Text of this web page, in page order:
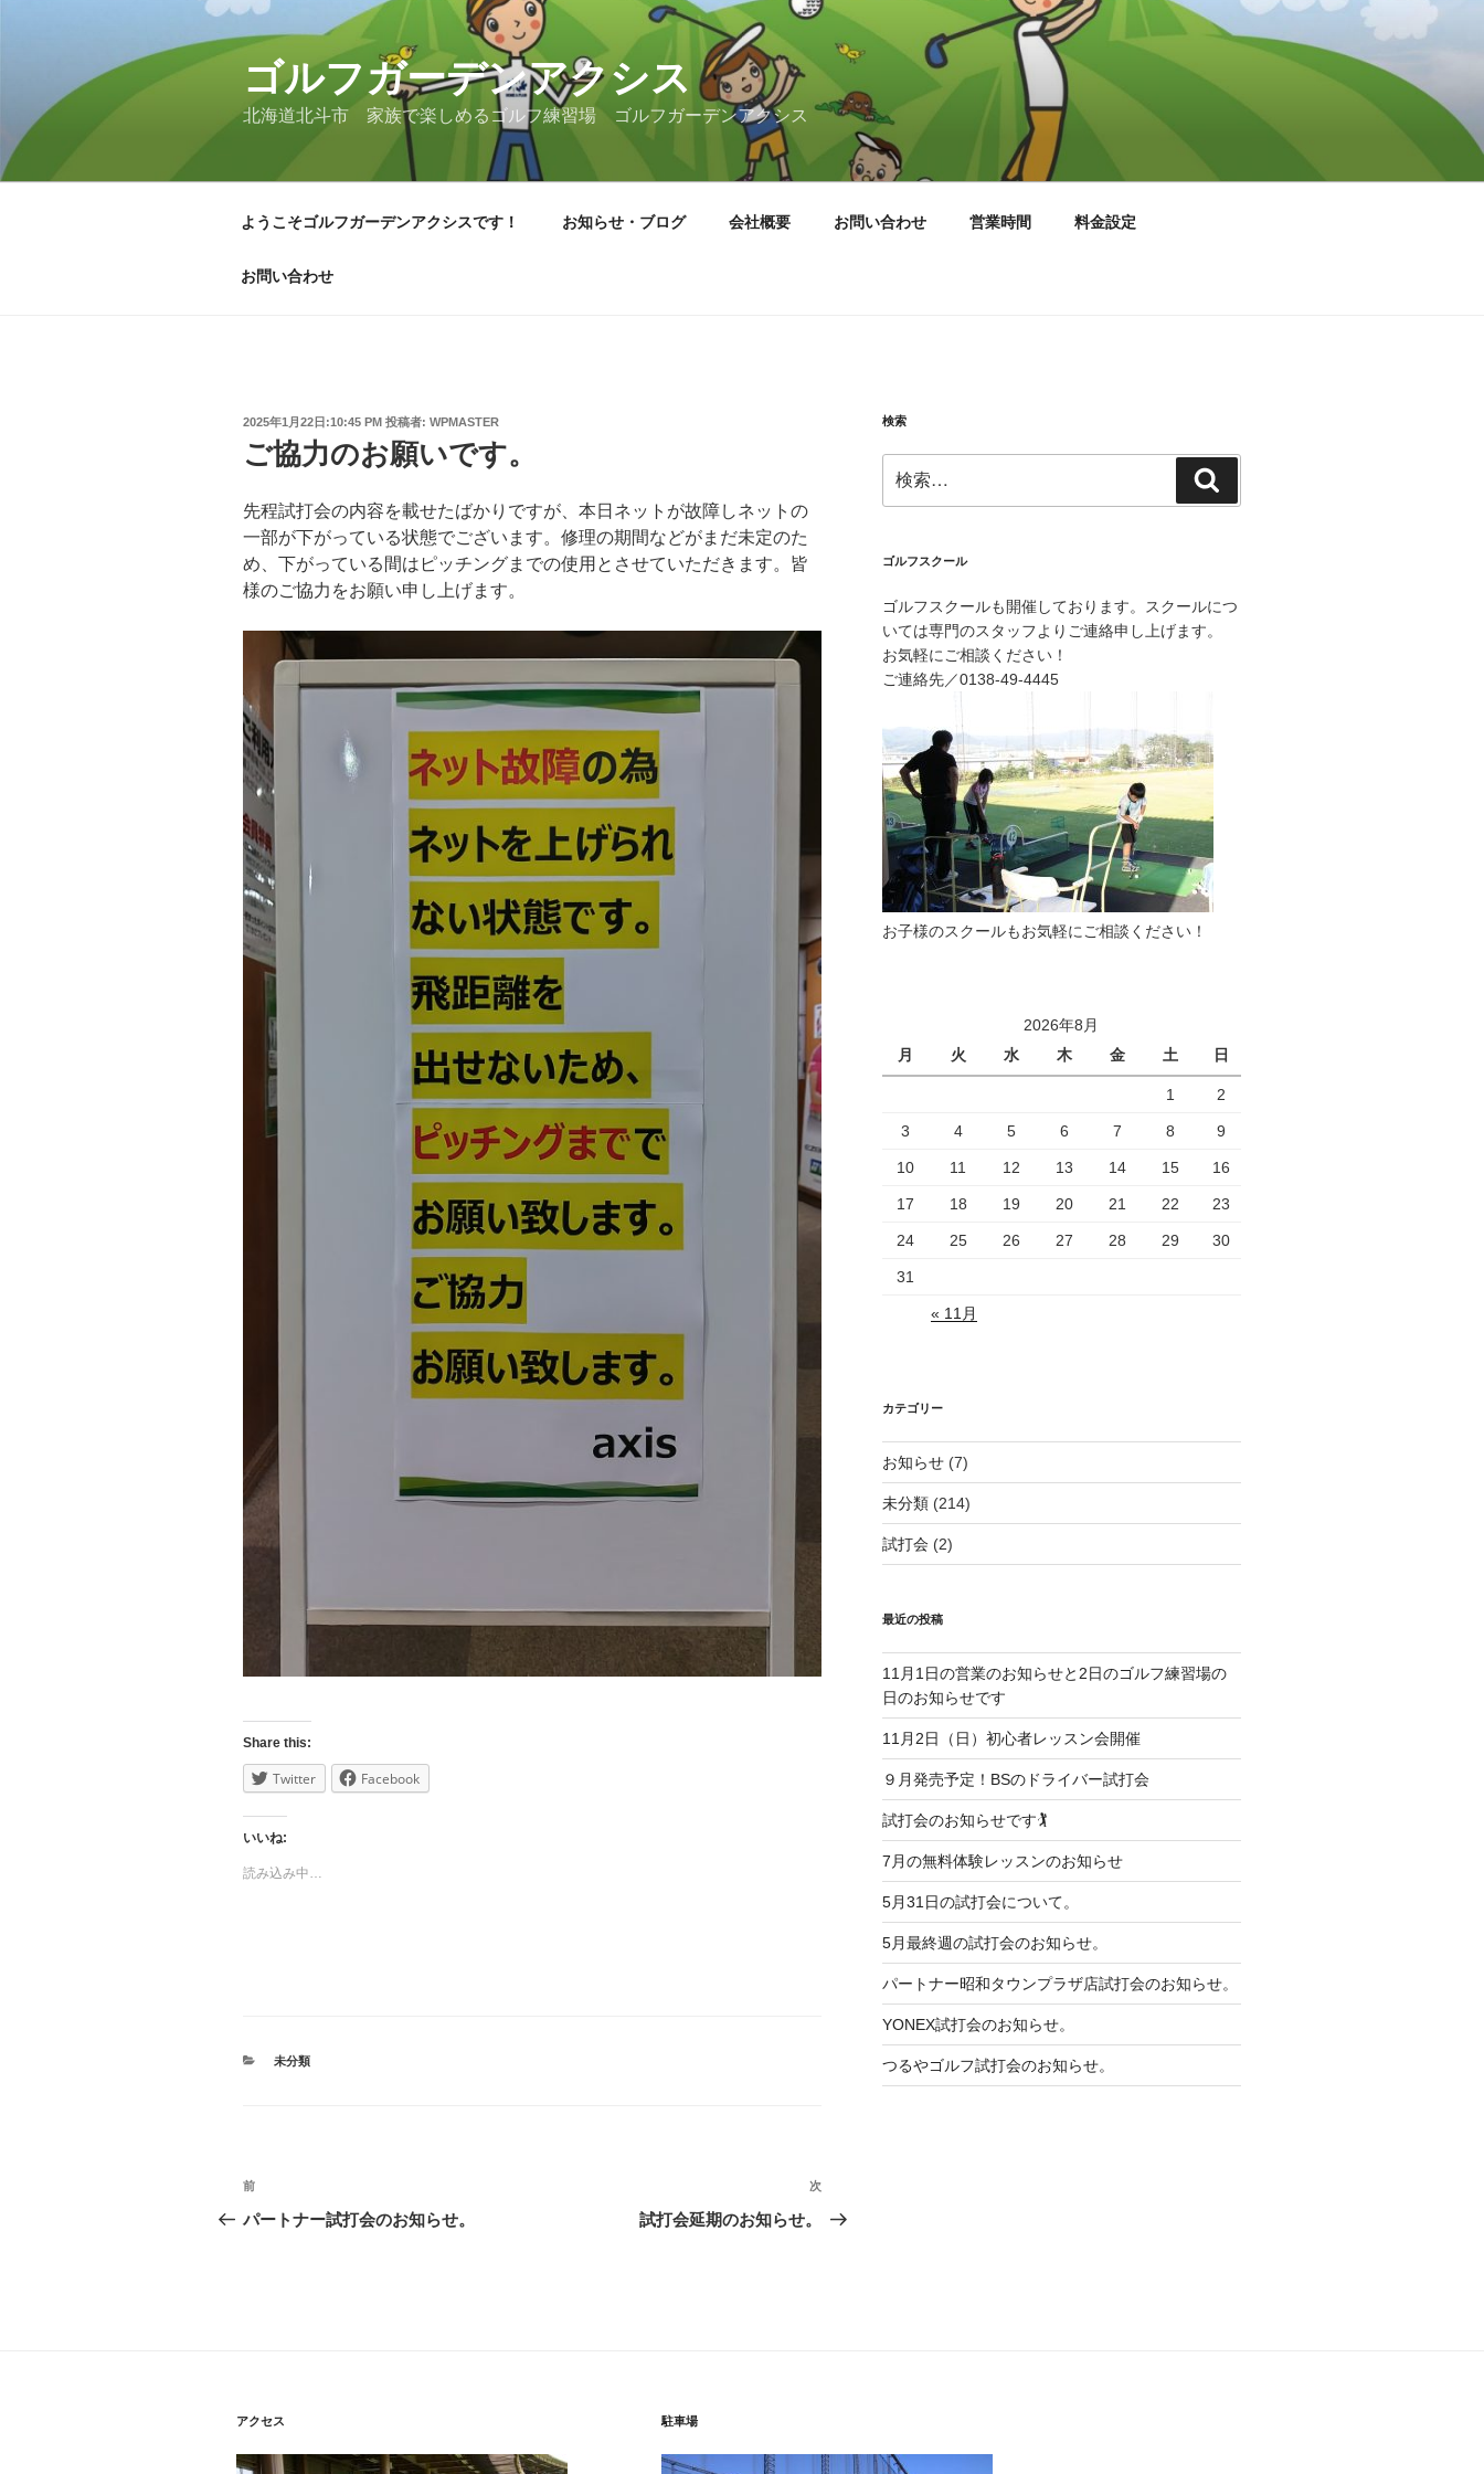
へ
ス
ゴルフガーデンアクシス
北海道北斗市 家族で楽しめるゴルフ練習場 ゴルフガーデンアクシス
ようこそゴルフガーデンアクシスです！ お知らせ・ブログ 会社概要 お問い合わせ 営業時間 料金設定
お問い合わせ
投
2025年1月22日:10:45 PM 投稿者: WPMASTER
ご協力のお願いです。
先程試打会の内容を載せたばかりですが、本日ネットが故障しネットの
一部が下がっている状態でございます。修理の期間などがまだ未定のた
め、下がっている間はピッチングまでの使用とさせていただきます。皆
様のご協力をお願い申し上げます。
Share this:
Twitter Facebook
いいね:
読み込み中…
カ
未分類
投
稿
シ
ョ
前
の
前
パートナー試打会のお知らせ。
次
の
次
試打会延期のお知らせ。
検索
索:
索
ゴルフスクール
ゴルフスクールも開催しております。スクールにつ
いては専門のスタッフよりご連絡申し上げます。
お気軽にご相談ください！
ご連絡先／0138-49-4445
お子様のスクールもお気軽にご相談ください！
2026年8月
月
火 水 木 金 土 日
1 2
3 4 5 6 7 8 9
10 11 12 13 14 15 16
17 18 19 20 21 22 23
24 25 26 27 28 29 30
31
« 11月
カテゴリー
お知らせ(7)
未分類(214)
試打会(2)
最近の投稿
11月1日の営業のお知らせと2日のゴルフ練習場の
日のお知らせです
11月2日（日）初心者レッスン会開催
９月発売予定！BSのドライバー試打会
試打会のお知らせです🏌️
7月の無料体験レッスンのお知らせ
5月31日の試打会について。
5月最終週の試打会のお知らせ。
パートナー昭和タウンプラザ店試打会のお知らせ。
YONEX試打会のお知らせ。
つるやゴルフ試打会のお知らせ。
アクセス 駐車場